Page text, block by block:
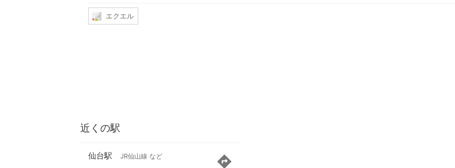
エクエル
近くの駅
仙台駅 JR仙山線 など